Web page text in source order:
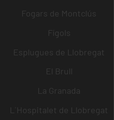
Fogars de Montclús
Fígols
Esplugues de Llobregat
El Brull
La Granada
L´Hospitalet de Llobregat